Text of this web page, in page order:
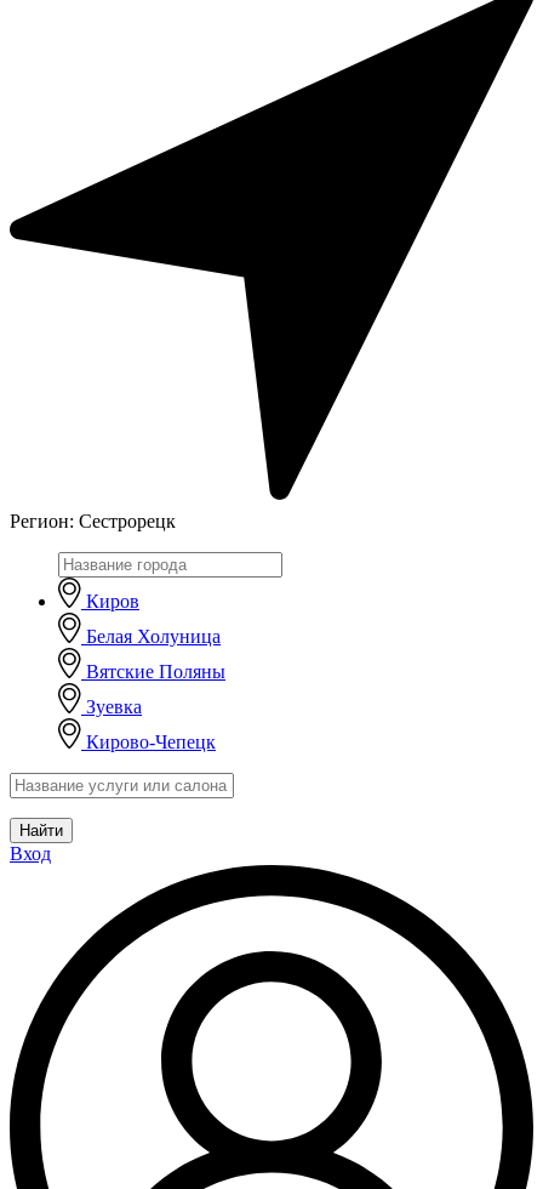
Регион: Сестрорецк
Киров
Белая Холуница
Вятские Поляны
Зуевка
Кирово-Чепецк
Найти
Вход